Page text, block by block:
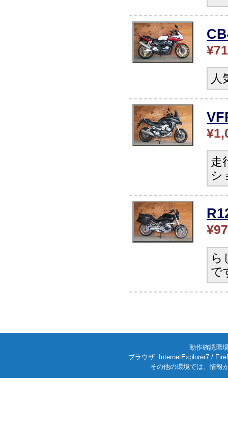
人
走
シ
ら
で
動作確認環
ブラウザ: InternetExplorer7 /
その他の環境では、情報